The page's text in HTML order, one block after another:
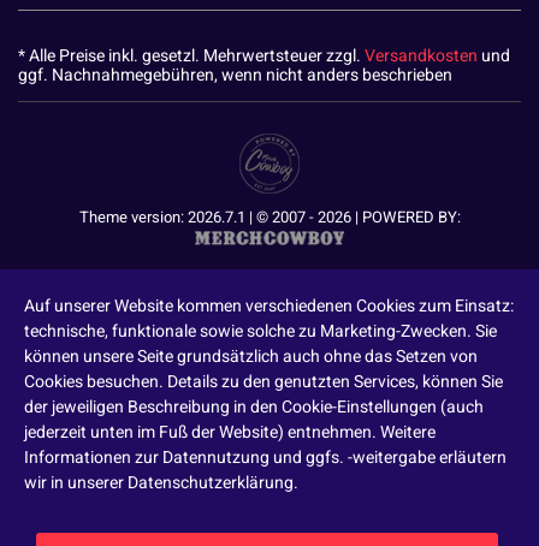
* Alle Preise inkl. gesetzl. Mehrwertsteuer zzgl.Versandkosten und
ggf. Nachnahmegebühren, wenn nicht anders beschrieben
Theme version: 2026.7.1 | © 2007 - 2026 | POWERED BY:
Auf unserer Website kommen verschiedenen Cookies zum Einsatz:
technische, funktionale sowie solche zu Marketing-Zwecken. Sie
können unsere Seite grundsätzlich auch ohne das Setzen von
Cookies besuchen. Details zu den genutzten Services, können Sie
der jeweiligen Beschreibung in den Cookie-Einstellungen (auch
jederzeit unten im Fuß der Website) entnehmen. Weitere
Informationen zur Datennutzung und ggfs. -weitergabe erläutern
wir in unserer Datenschutzerklärung.